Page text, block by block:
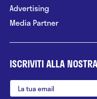
Advertising
Media Partner
ISCRIVITI ALLA